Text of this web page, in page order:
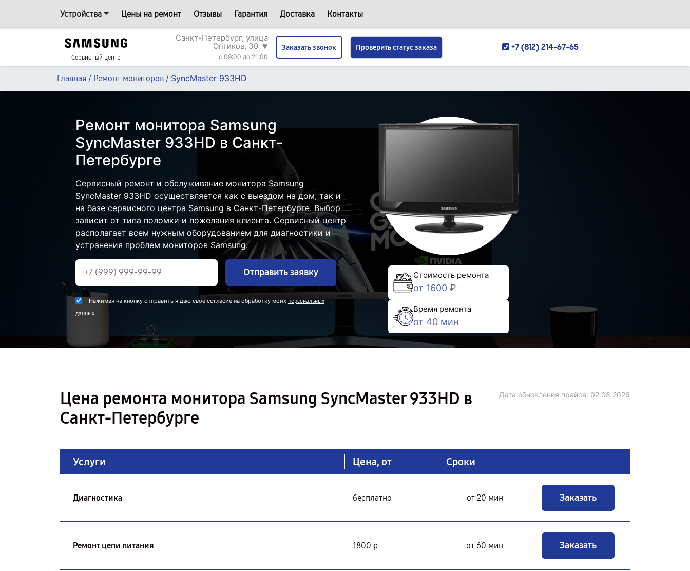
Устройства Цены на ремонт Отзывы Гарантия Доставка Контакты
Сервисный центр
Санкт-Петербург, улица
Оптиков, 30 ▼
c 09:00 до 21:00
Заказать звонок Проверить статус заказа +7 (812) 214-67-65
Главная / Ремонт мониторов / SyncMaster 933HD
Ремонт монитора Samsung
SyncMaster 933HD в Санкт-
Петербурге
Сервисный ремонт и обслуживание монитора Samsung
SyncMaster 933HD осуществляется как с выездом на дом, так и
на базе сервисного центра Samsung в Санкт-Петербурге. Выбор
зависит от типа поломки и пожелания клиента. Сервисный центр
располагает всем нужным оборудованием для диагностики и
устранения проблем мониторов Samsung.
Отправить заявку
Нажимая на кнопку отправить я даю свое согласие на обработку моих персональных
данных.
Стоимость ремонта
от 1600 ₽
Время ремонта
от 40 мин
Цена ремонта монитора Samsung SyncMaster 933HD в
Санкт-Петербурге
Дата обновления прайса: 02.08.2026
Услуги Цена, от Сроки
Диагностика бесплатно от 20 мин Заказать
Ремонт цепи питания 1800 р от 60 мин Заказать